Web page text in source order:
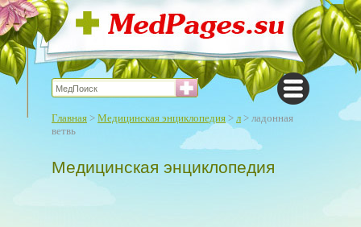
Главная > Медицинская энциклопедия > л > ладонная
ветвь
Медицинская энциклопедия